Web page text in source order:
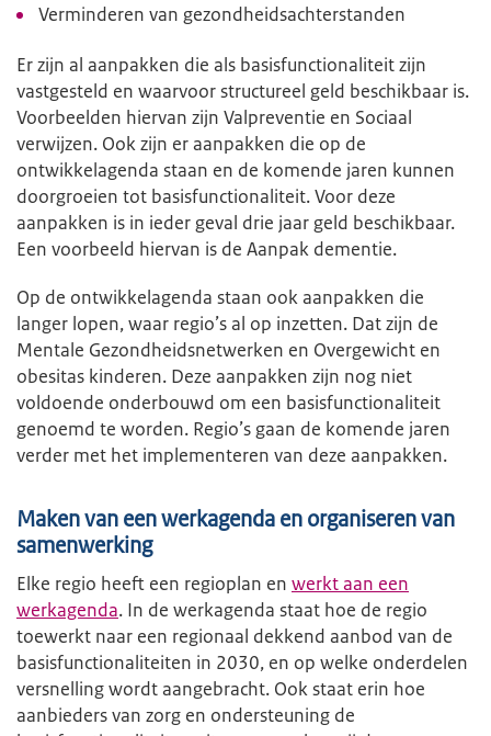
Verminderen van gezondheidsachterstanden
Er zijn al aanpakken die als basisfunctionaliteit zijn
vastgesteld en waarvoor structureel geld beschikbaar is.
Voorbeelden hiervan zijn Valpreventie en Sociaal
verwijzen. Ook zijn er aanpakken die op de
ontwikkelagenda staan en de komende jaren kunnen
doorgroeien tot basisfunctionaliteit. Voor deze
aanpakken is in ieder geval drie jaar geld beschikbaar.
Een voorbeeld hiervan is de Aanpak dementie.
Op de ontwikkelagenda staan ook aanpakken die
langer lopen, waar regio’s al op inzetten. Dat zijn de
Mentale Gezondheidsnetwerken en Overgewicht en
obesitas kinderen. Deze aanpakken zijn nog niet
voldoende onderbouwd om een basisfunctionaliteit
genoemd te worden. Regio’s gaan de komende jaren
verder met het implementeren van deze aanpakken.
Maken van een werkagenda en organiseren van
samenwerking
Elke regio heeft een regioplan en werkt aan een
werkagenda. In de werkagenda staat hoe de regio
toewerkt naar een regionaal dekkend aanbod van de
basisfunctionaliteiten in 2030, en op welke onderdelen
versnelling wordt aangebracht. Ook staat erin hoe
aanbieders van zorg en ondersteuning de